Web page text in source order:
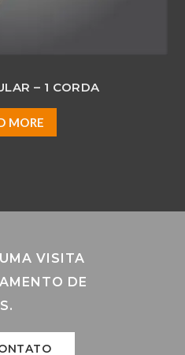
– 1 CORDA
MORE
VISITA
DE